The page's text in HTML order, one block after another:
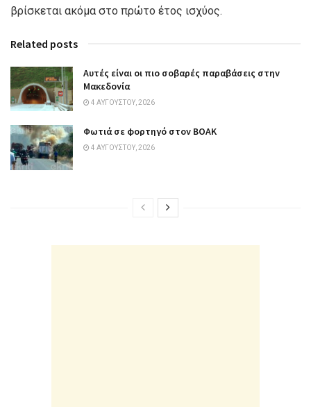
βρίσκεται ακόμα στο πρώτο έτος ισχύος.
Related posts
Αυτές είναι οι πιο σοβαρές παραβάσεις στην
Μακεδονία
4 ΑΥΓΟΎΣΤΟΥ, 2026
Φωτιά σε φορτηγό στον ΒΟΑΚ
4 ΑΥΓΟΎΣΤΟΥ, 2026